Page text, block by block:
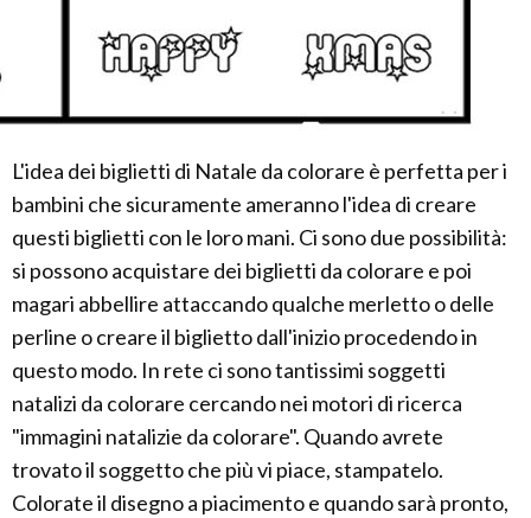
L'idea dei biglietti di Natale da colorare è perfetta per i
bambini che sicuramente ameranno l'idea di creare
questi biglietti con le loro mani. Ci sono due possibilità:
si possono acquistare dei biglietti da colorare e poi
magari abbellire attaccando qualche merletto o delle
perline o creare il biglietto dall'inizio procedendo in
questo modo. In rete ci sono tantissimi soggetti
natalizi da colorare cercando nei motori di ricerca
"immagini natalizie da colorare". Quando avrete
trovato il soggetto che più vi piace, stampatelo.
Colorate il disegno a piacimento e quando sarà pronto,